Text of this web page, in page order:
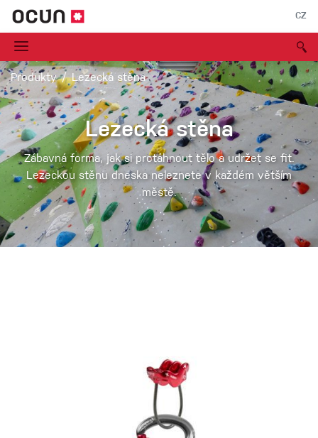
CZ
Produkty Lezecká stěna
Lezecká stěna
Zábavná forma, jak si protáhnout tělo a udržet se fit.
Lezeckou stěnu dneska neleznete v každém větším
městě.